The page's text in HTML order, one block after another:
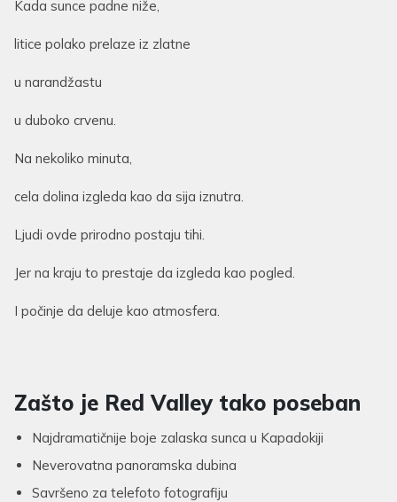
Kada sunce padne niže,
litice polako prelaze iz zlatne
u narandžastu
u duboko crvenu.
Na nekoliko minuta,
cela dolina izgleda kao da sija iznutra.
Ljudi ovde prirodno postaju tihi.
Jer na kraju to prestaje da izgleda kao pogled.
I počinje da deluje kao atmosfera.
Zašto je Red Valley tako poseban
Najdramatičnije boje zalaska sunca u Kapadokiji
Neverovatna panoramska dubina
Savršeno za telefoto fotografiju